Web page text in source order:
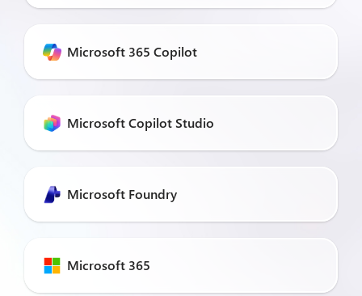
Microsoft 365 Copilot
Microsoft Copilot Studio
Microsoft Foundry
Microsoft 365